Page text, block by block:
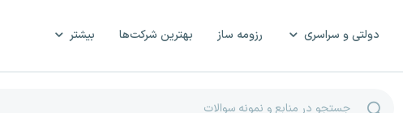
دولتی و سراسری رزومه ساز بهترین شرکت‌ها بیشتر